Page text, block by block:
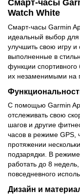
Смарт-часы
Watch White
Смарт-часы Garmin
идеальный выбор
улучшить свою игру и
выполненные в
функции спортивного
их незаменимыми на
С помощью Garmin
отслеживать свою
шагов и другие
часов в режиме GPS,
протяжении
подзарядки. В
работать до 8
повседневного
Дизайн и